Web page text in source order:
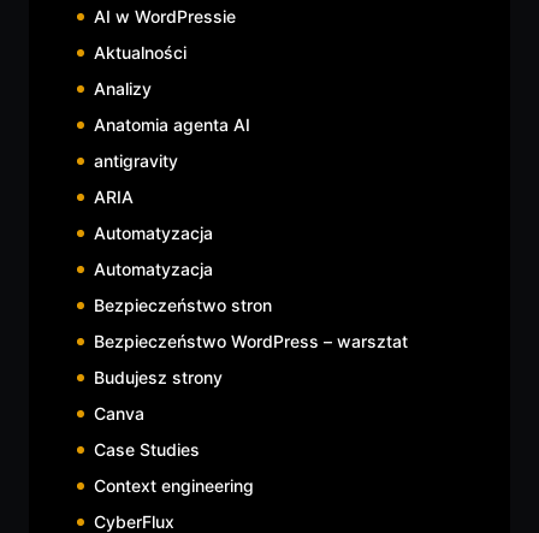
AI w WordPressie
Aktualności
Analizy
Anatomia agenta AI
antigravity
ARIA
Automatyzacja
Automatyzacja
Bezpieczeństwo stron
Bezpieczeństwo WordPress – warsztat
Budujesz strony
Canva
Case Studies
Context engineering
CyberFlux